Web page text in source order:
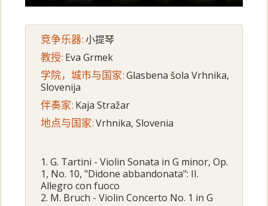
竞争乐器:小提琴
教授: Eva Grmek
学院，城市与国家:Glasbena šola Vrhnika,
Slovenija
伴奏家: Kaja Stražar
地点与国家:Vrhnika, Slovenia
1. G. Tartini - Violin Sonata in G minor, Op.
1, No. 10, "Didone abbandonata": II.
Allegro con fuoco
2. M. Bruch - Violin Concerto No. 1 in G